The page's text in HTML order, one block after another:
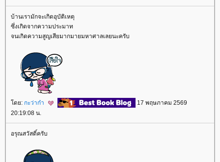
บ้านเรามักจะเกิดอุบัติเหตุ
ซึ่งเกิดจากความประมาท
จนเกิดความสูญเสียมากมายมหาศาลเลยนะครับ
ดย: กะว่าก๋า
17 พฤษภาคม 2569
20:19:08 น.
อรุณสวัสดิ์ครับ